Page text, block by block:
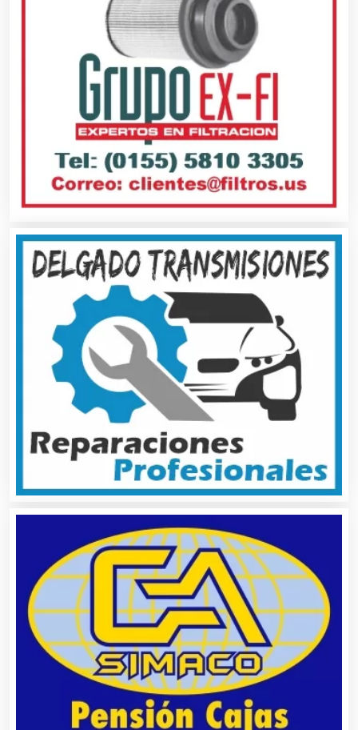
Agua Purificada
Aire Acondicionado
Alarmas
Albercas
Alimentos
Almacenaje
Alquiler de Autos
Alquiler de Equipos para Fiestas
Alquiler de Sillas y Mesas
Alquiler de Trajes de Etiqueta
Alta Costura
Aluminio